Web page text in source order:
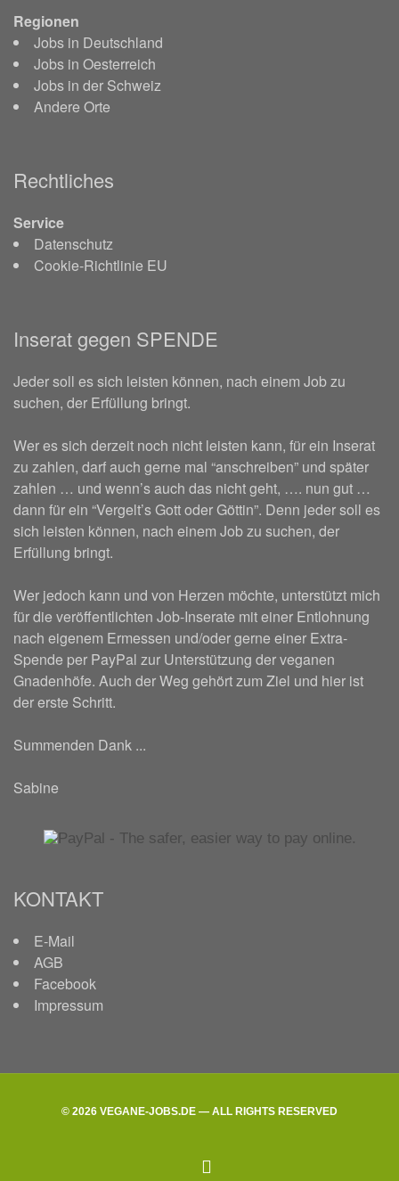
Regionen
Jobs in Deutschland
Jobs in Oesterreich
Jobs in der Schweiz
Andere Orte
Rechtliches
Service
Datenschutz
Cookie-Richtlinie EU
Inserat gegen SPENDE
Jeder soll es sich leisten können, nach einem Job zu
suchen, der Erfüllung bringt.
Wer es sich derzeit noch nicht leisten kann, für ein Inserat
zu zahlen, darf auch gerne mal “anschreiben” und später
zahlen … und wenn’s auch das nicht geht, …. nun gut …
dann für ein “Vergelt’s Gott oder Göttin”. Denn jeder soll es
sich leisten können, nach einem Job zu suchen, der
Erfüllung bringt.
Wer jedoch kann und von Herzen möchte, unterstützt mich
für die veröffentlichten Job-Inserate mit einer Entlohnung
nach eigenem Ermessen und/oder gerne einer Extra-
Spende per PayPal zur Unterstützung der veganen
Gnadenhöfe. Auch der Weg gehört zum Ziel und hier ist
der erste Schritt.
Summenden Dank ...
Sabine
KONTAKT
E-Mail
AGB
Facebook
Impressum
© 2026 VEGANE-JOBS.DE — ALL RIGHTS RESERVED